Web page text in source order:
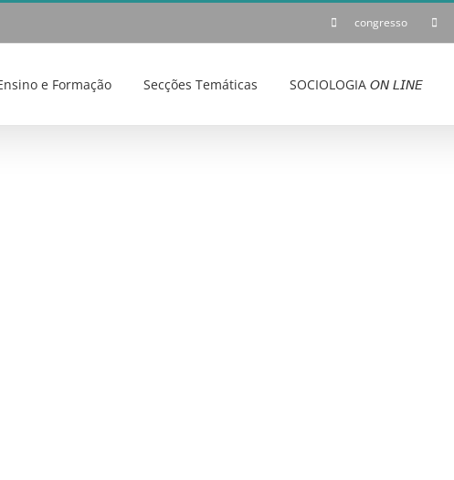
congresso
e Formação Secções Temáticas SOCIOLOGIA 𝘖𝘕 𝘓𝘐𝘕𝘌